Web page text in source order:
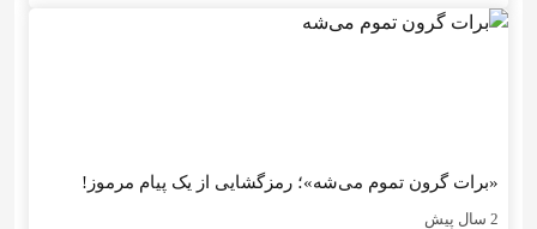
«برات گرون تموم می‌شه»؛ رمزگشایی از یک پیام مرموز!
2 سال پیش